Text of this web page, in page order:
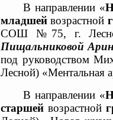
В направлении «
младшей возрастной
СОШ №75, г.
Пищальниковой
под руководством
Лесной) «Ментальная
В направлении «
старшей возрастной